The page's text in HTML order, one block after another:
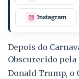
Instagram
Depois do
Obscurecido
Donald Trump, o